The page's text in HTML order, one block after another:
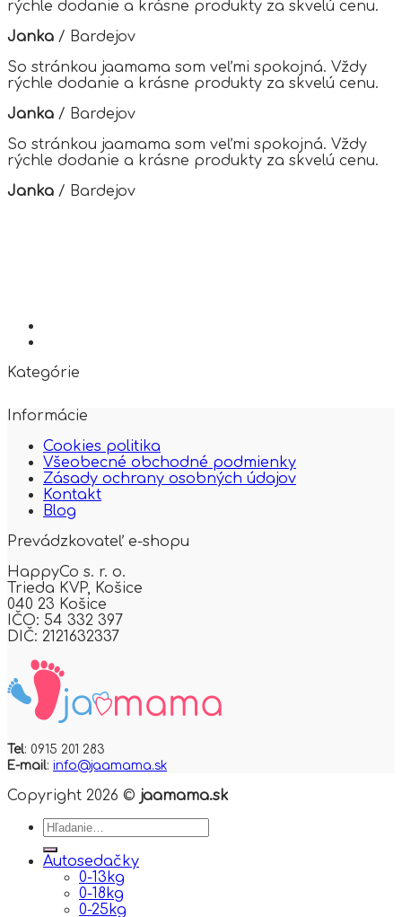
be
chosen
on
the
product
page
rýchle dodanie a krásne produkty za skvelú cenu.
Janka / Bardejov
So stránkou jaamama som veľmi spokojná. Vždy
rýchle dodanie a krásne produkty za skvelú cenu.
Janka / Bardejov
So stránkou jaamama som veľmi spokojná. Vždy
rýchle dodanie a krásne produkty za skvelú cenu.
Janka / Bardejov
Kategórie
Informácie
Cookies politika
Všeobecné obchodné podmienky
Zásady ochrany osobných údajov
Kontakt
Blog
Prevádzkovateľ e-shopu
HappyCo s. r. o.
Trieda KVP,
Košice
040 23 Košice
IČO: 54 332 397
DIČ: 2121632337
Tel: 0915 201 283
E-mail: info@jaamama.sk
Copyright 2026 © jaamama.sk
Hľadať:
Autosedačky
0-13kg
0-18kg
0-25kg